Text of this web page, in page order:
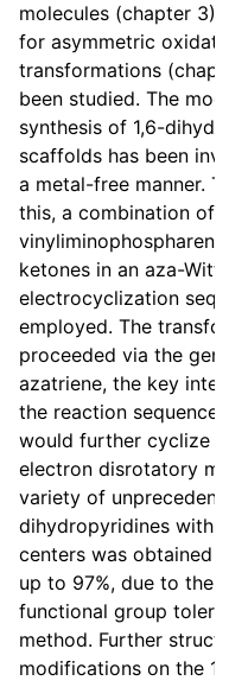
molecules (chapter 3)
for asymmetric
transformations
been studied. The
synthesis of 1,6-
scaffolds has been
a metal-free manner.
this, a combination of
ketones in an aza-
electrocyclization
employed. The
proceeded via the
azatriene, the key
the reaction sequence,
would further cyclize
electron disrotatory
variety of
dihydropyridines with
centers was obtained
up to 97%, due to the
functional group
method. Further
modifications on the